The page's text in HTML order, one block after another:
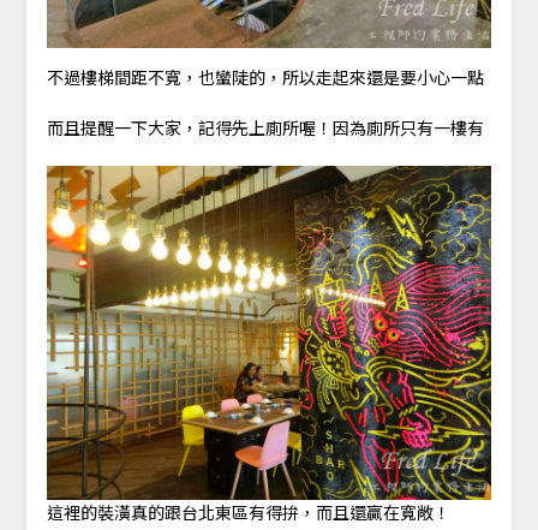
不過樓梯間距不寬，也蠻陡的，所以走起來還是要小心一點
而且提醒一下大家，記得先上廁所喔！因為廁所只有一樓有
這裡的裝潢真的跟台北東區有得拚，而且還贏在寬敞！